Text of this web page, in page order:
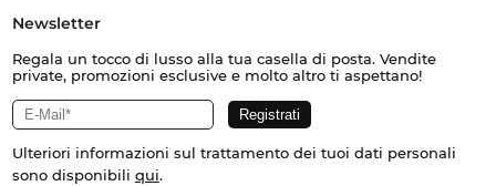
Newsletter
Regala un tocco di lusso alla tua casella di posta. Vendite
private, promozioni esclusive e molto altro ti aspettano!
Ulteriori informazioni sul trattamento dei tuoi dati personali
sono disponibili qui.